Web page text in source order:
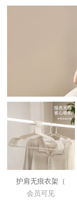
护肩无痕衣架（
会员可见